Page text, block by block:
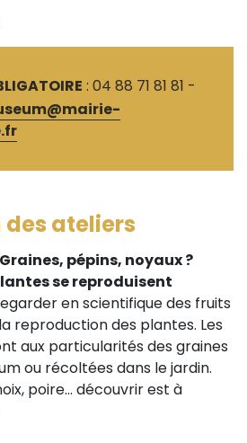
: 04 88 71 81 81 -
ateliers
pépins, noyaux ?
se reproduisent
en scientifique des fruits
reproduction des plantes. Les
aux particularités des graines
ou récoltées dans le jardin.
poire… découvrir est à